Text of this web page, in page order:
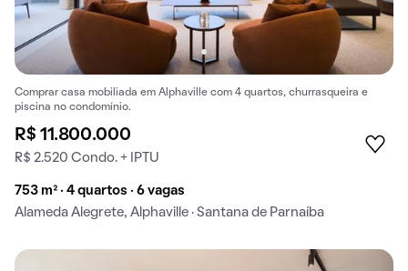
Comprar casa mobiliada em Alphaville com 4 quartos, churrasqueira e
piscina no condomínio.
R$ 11.800.000
R$ 2.520 Condo. + IPTU
753 m² · 4 quartos · 6 vagas
Alameda Alegrete, Alphaville · Santana de Parnaíba